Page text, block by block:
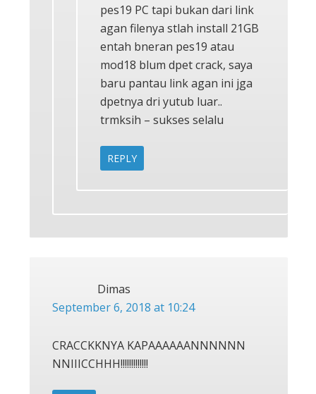
pes19 PC tapi bukan dari link
agan filenya stlah install 21GB
entah bneran pes19 atau
mod18 blum dpet crack, saya
baru pantau link agan ini jga
dpetnya dri yutub luar..
trmksih – sukses selalu
REPLY
Dimas
September 6, 2018 at 10:24
CRACCKKNYA KAPAAAAAANNNNNN
NNIIICCHHH!!!!!!!!!!!!!